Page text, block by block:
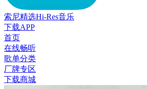
索尼精选Hi-Res音乐
下载APP
首页
在线畅听
歌单分类
厂牌专区
下载商城